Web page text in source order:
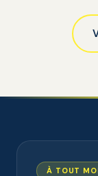
À TOUT